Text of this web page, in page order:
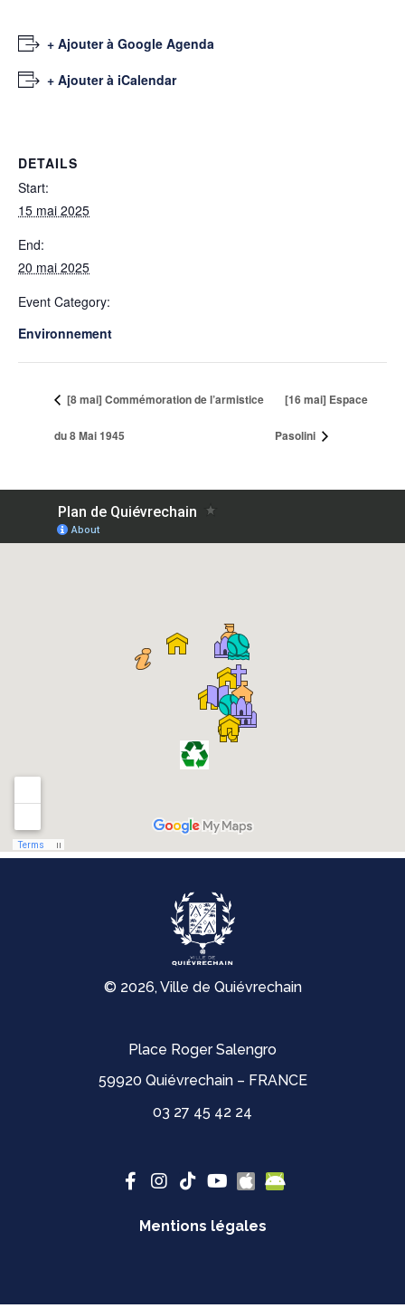
+ Ajouter à Google Agenda
+ Ajouter à iCalendar
DETAILS
Start:
15 mai 2025
End:
20 mai 2025
Event Category:
Environnement
[8 mai] Commémoration de l’armistice
du 8 Mai 1945
[16 mai] Espace
Pasolini
© 2026, Ville de Quiévrechain
Place Roger Salengro
59920 Quiévrechain – FRANCE
03 27 45 42 24
Mentions légales